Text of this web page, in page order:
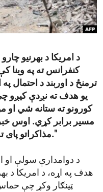
د امریکا د بهرنیو
کنفرانس ته په وینا
ترمنځ د اوربند د احتمال
یو هدف ته نږدې کیږو
کورونو ته ستانه شي او
مسیر برابر کړي. اوس
مذاکراتو پای ته رسول دي کوم چې ډیر مهم دي."
د دوامدارې سولې او
هدف په اړه، د امریکا د
ټینګار وکړ چې